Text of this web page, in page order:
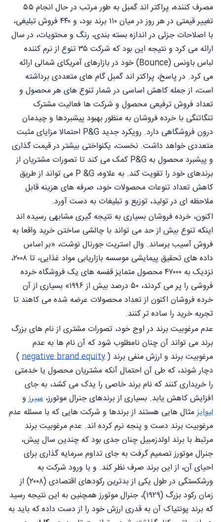
مصرف کننده، پراکتر اند گمبل به طور مرتب در حال انجام ۵۵
تغییر قیمتی در هر روز در میان ۱۱۰ برند بود، و ۴۴۰ فروش تبلیغی،
با اصلاحات جزئی در اندازه بسته بندی، رنگ و محتویات، در سال
ارائه می کرد و نتیجه این بود که شرکت ۳۵ تنوع از نرم کننده
لباس باونس (Bounce) خود در بازارهای آمریکای شمالی ارائه
می کرد. در پاسخ، پراکتر اند گمبل گام های متعددی برداشته
است، از جمله کاهش اساسی در شمار تنوع های هر محصول و
تعداد فروش ترفیعی محصول و شرکت ها فعالیت مشترک
تنگاتنگی با خرده فروشان به منظور بهبود پیشبردها و چیدمان
درون فروشگاهی دارد. رویکرد جدید P&G احتمالا مزایای مثبت
متعددی خواهد داشت. نخست، یکنواختی بیشتر در قیمت گذاری
و پیشبرد محصول به P&G کمک می کند تا تصورات مشتریان از
برندهای خود را تقویت کند. به علاوه، P &G می تواند از طریق
کاهش تعداد تنوعات محصولات خود، صرفه های هزینه قابل
ملاحظه ای در تولید، توزیع و تبلیغات به دست آورد.
اکنون، خرده فروشان بسیاری به نتیجه گیری مشابهی رسیده اند
اینکه تنوع بیش از حد می تواند با چالشی ساختن خرید واقعا به
فروش آسیب برساند. وال استریت جورنال نوشت، «بر اساس
داده های تحقیق پیمایشی موسسه بازاریابی مواد غذایی، تا ۲۰۰۸،
نزدیک به ۴۷۰۰۰ محصول متمایز قفسه های یک فروشگاه خرده
فروشی را پر می کردند، ۵۰ درصد بیش از ۱۹۹۶» بسیاری از آن
خرده فروشان اکنون از تعداد محصولات عرضه شده می کاهند تا
تجربه خرید را ساده تر کنند.
عدم مرغوبیت برند در اوج خود، تصورات مشتری از نام های بزرگ
برند می تواند آن چنان نامطلوب شود که آن نام ها به عدم
مرغوبیت برند و ارزش منفی برند (negative brand equity
)
دچار شوند، که طی آن احتمال آنکه مشتریان محصول یا خدمتی
را خریداری کنند که نام برند خاصی را یدک می کشد، به جای
افزایش کاهش یابد. بسیاری از برندهای جنرال موتورز، سیرزو
لیوایزمثال هایی هستند از برندها و شرکت هایی که با مسئله عدم
مرغوبیت برند دست و پنجه نرم کرده اند. عدم مرغوبیت برند
مرتبط با برند اولدزمبیل چنان جدی بود که چندین سال پیش،
جنرال موتورز تصمیم گرفت به جای تداوم سرمایه گذاری برای
احیای آن، از این برند صرف نظر کند. و با ورود شرکت به
ورشکستگی در طول یکی از بدترین رکودهای اقتصادی (۲۰۰۸) از
زمان رکود بزرگ (۱۹۲۹)، جنرال موتورز همچنین به این نتیجه رسید
که برند پونتیاک آن به قدری ارزش خود را از دست داده که باید به